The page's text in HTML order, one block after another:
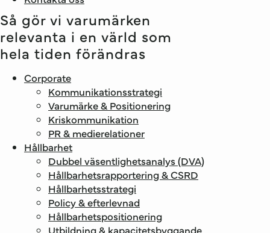
Så gör vi varumärken
relevanta i en värld som
hela tiden förändras
Corporate
Kommunikationsstrategi
Varumärke & Positionering
Kriskommunikation
PR & medie­relationer
Hållbarhet
Dubbel väsentlighets­analys (DVA)
Hållbarhets­rapportering & CSRD
Hållbarhets­strategi
Policy & efterlevnad
Hållbarhets­positionering
Utbildning & kapacitetsbyggande